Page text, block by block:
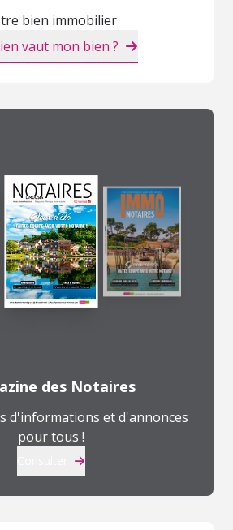
bien immobilier
vaut mon bien ?
des Notaires
d'informations et d'annonces
pour tous !